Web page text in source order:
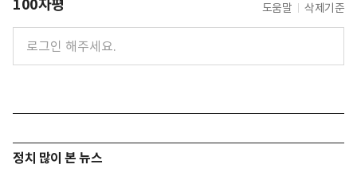
100자평 도움말 삭제기준
정치 많이 본 뉴스